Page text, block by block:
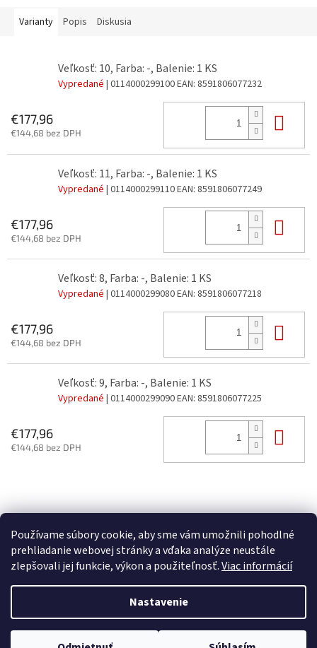
Používame súbory cookie, aby sme vám umožnili pohodlné
prehliadanie webovej stránky a vďaka analýze neustále
zlepšovali jej funkcie, výkon a použiteľnosť.Viac informácií
Nastavenie
Varianty Popis Diskusia
Veľkosť: 10, Farba: -, Balenie: 1 KS
Vypredané | 0114000299100EAN: 8591806077232
€177,96
€144,68 bez DPH
Veľkosť: 11, Farba: -, Balenie: 1 KS
Vypredané | 0114000299110EAN: 8591806077249
€177,96
€144,68 bez DPH
Veľkosť: 8, Farba: -, Balenie: 1 KS
Vypredané | 0114000299080EAN: 8591806077218
€177,96
€144,68 bez DPH
Veľkosť: 9, Farba: -, Balenie: 1 KS
Vypredané | 0114000299090EAN: 8591806077225
€177,96
€144,68 bez DPH
á
Copyright 2026FORTE spol. s r.o.. Všetky práva vyhradené.Upraviť